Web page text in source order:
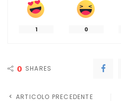
1 0
0 SHARES
ARTICOLO PRECEDENTE